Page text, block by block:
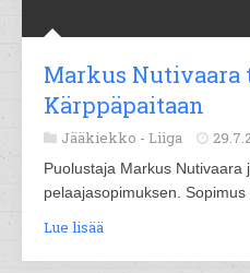
Markus Nutivaara
Kärppäpaitaan
Jääkiekko - Liiga
Puolustaja Markus Nutivaara
pelaajasopimuksen.
Lue lisää